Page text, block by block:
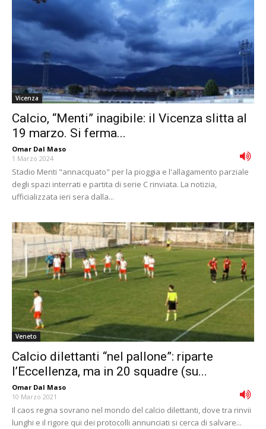
Vicenza
Calcio, “Menti” inagibile: il Vicenza slitta al
19 marzo. Si ferma...
Omar Dal Maso -
1 Marzo 2024
Stadio Menti "annacquato" per la pioggia e l'allagamento parziale
degli spazi interrati e partita di serie C rinviata. La notizia,
ufficializzata ieri sera dalla...
Veneto
Calcio dilettanti “nel pallone”: riparte
l’Eccellenza, ma in 20 squadre (su...
Omar Dal Maso -
10 Marzo 2021
Il caos regna sovrano nel mondo del calcio dilettanti, dove tra rinvii
lunghi e il rigore qui dei protocolli annunciati si cerca di salvare...